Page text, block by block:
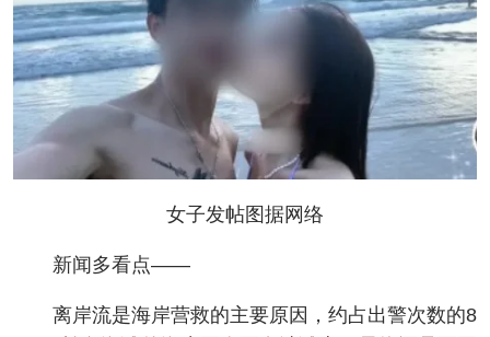
女子发帖图据网络
新闻多看点——
离岸流是海岸营救的主要原因，约占出警次数的8